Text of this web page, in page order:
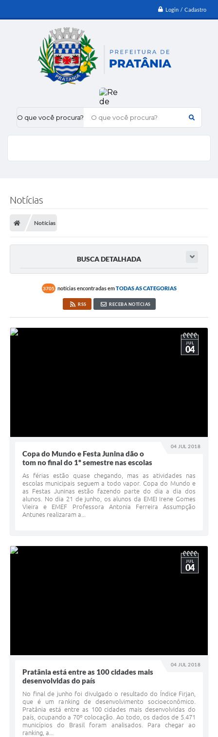
Login / Cadastro
O que você procura?
Notícias
Notícias
BUSCA DETALHADA
3705 notícias encontradas emTODAS AS CATEGORIAS
RSS RECEBA NOTÍCIAS
04 JUL 2018
JUL
04
Copa do Mundo e Festa Junina dão o
tom no final do 1º semestre nas escolas
As férias estão quase chegando, mas as atividades nas
escolas municipais seguem a todo vapor. Copa do Mundo e
as Festas Juninas estão fazendo parte do dia a dia dos
alunos. No dia 21 de junho, os alunos da EMEI Irene Gomes
Vieira e EMEF Professora Antonia Ferreira Assumpção
Antunes realizaram a...
04 JUL 2018
JUL
04
Pratânia está entre as 100 cidades mais
desenvolvidas do país
No final de junho foi divulgado o resultado do Índice Firjan,
que é um ranking de desenvolvimento socioeconômico.
Pratânia está entre as 100 cidades mais desenvolvidas do
país, ocupando a 70º colocação. Ao todo, os dados de 5.471
municípios do Brasil foram analisados. Para chegar ao
ranking, a...